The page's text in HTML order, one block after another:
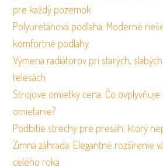
pre každý pozemok
Polyuretánová podlaha: Moderné
komfortné podlahy
Výmena radiátorov pri starých,
telesách
Strojove omietky cena: Čo ovplyvňuje
omietanie?
Podbitie strechy pre presah, ktorý
Zimná záhrada: Elegantné rozšírenie
celého roka